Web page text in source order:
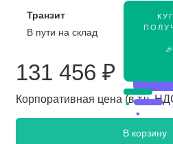
🎉
Транзит
В пути на склад
131 456 ₽
Корпоративная цена (в т.ч.
В корзину